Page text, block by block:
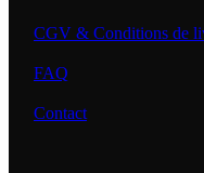
CGV & Conditions de
FAQ
Contact